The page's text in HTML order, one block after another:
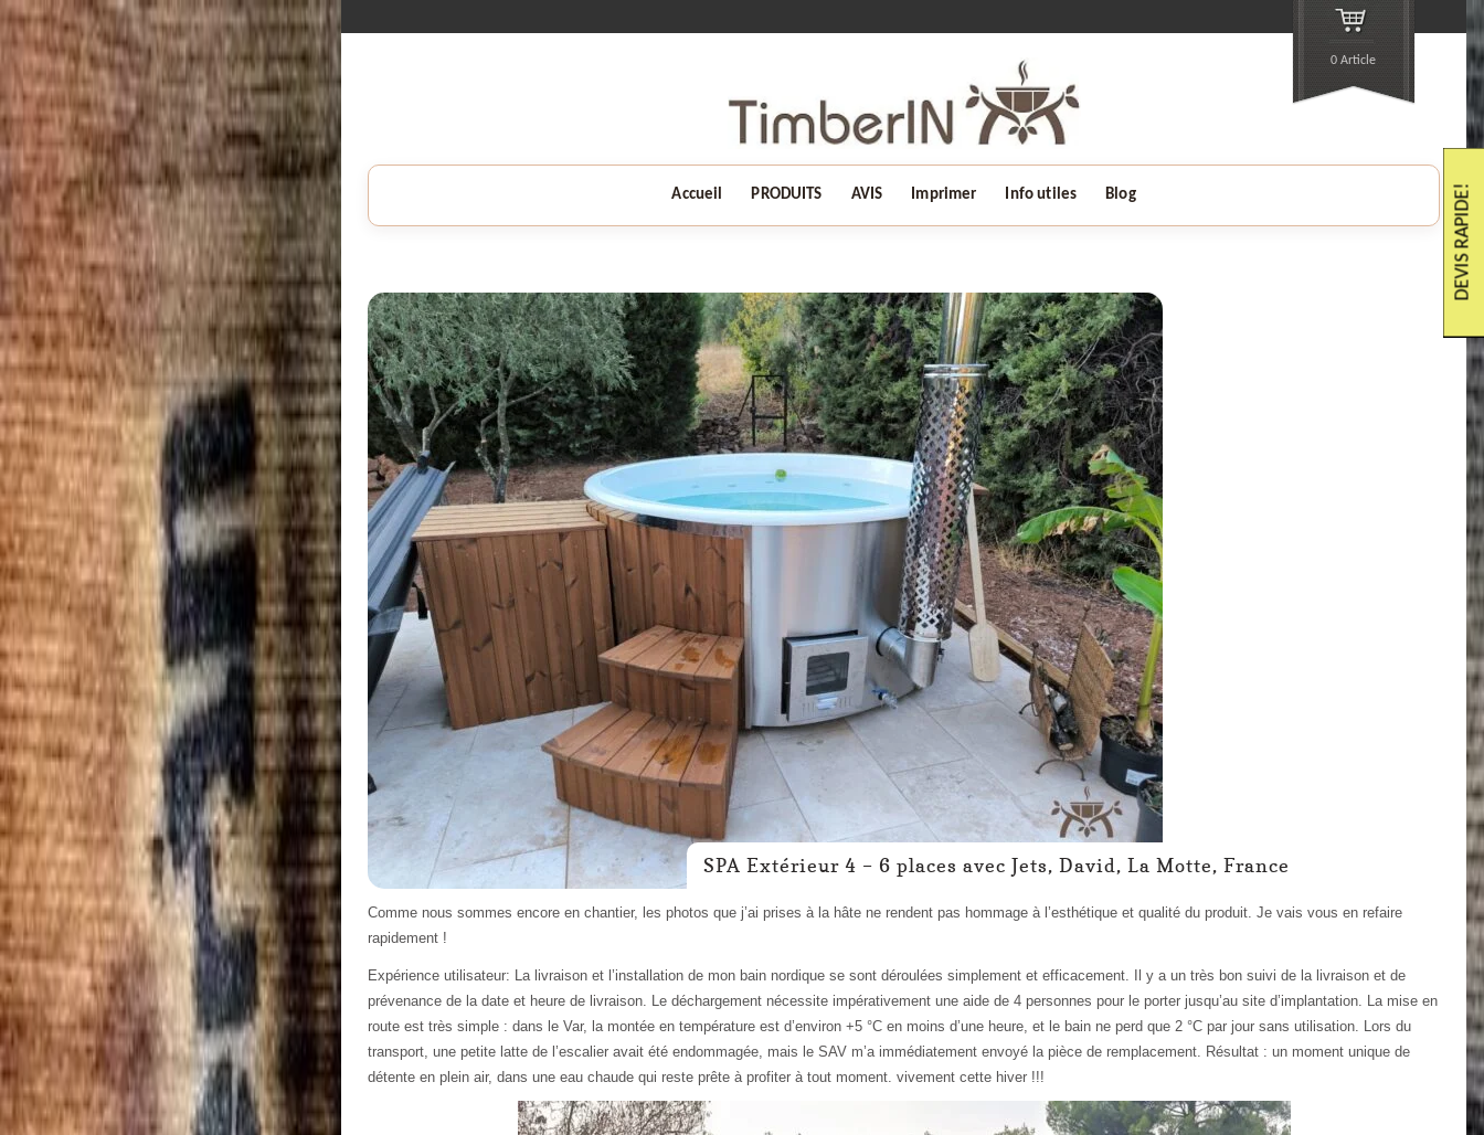
0 Article
Accueil PRODUITS AVIS Imprimer Info utiles Blog
SPA Extérieur 4 – 6 places avec Jets, David, La Motte, France
Comme nous sommes encore en chantier, les photos que j’ai prises à la hâte ne rendent pas hommage à l’esthétique et qualité du produit. Je vais vous en refaire
rapidement !
Expérience utilisateur: La livraison et l’installation de mon bain nordique se sont déroulées simplement et efficacement. Il y a un très bon suivi de la livraison et de
prévenance de la date et heure de livraison. Le déchargement nécessite impérativement une aide de 4 personnes pour le porter jusqu’au site d’implantation. La mise en
route est très simple : dans le Var, la montée en température est d’environ +5 °C en moins d’une heure, et le bain ne perd que 2 °C par jour sans utilisation. Lors du
transport, une petite latte de l’escalier avait été endommagée, mais le SAV m’a immédiatement envoyé la pièce de remplacement. Résultat : un moment unique de
détente en plein air, dans une eau chaude qui reste prête à profiter à tout moment. vivement cette hiver !!!
DEVIS RAPIDE!